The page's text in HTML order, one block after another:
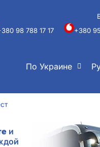
98 788 17 17
+380
По Украине
и